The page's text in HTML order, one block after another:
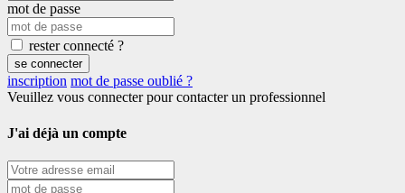
mot de passe
rester connecté ?
se connecter
inscription mot de passe oublié ?
Veuillez vous connecter pour contacter un professionnel
J'ai déjà un compte